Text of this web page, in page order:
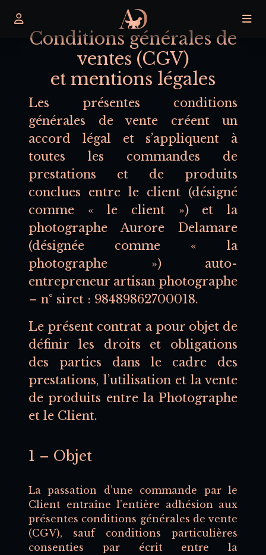
Conditions générales de
ventes (CGV)
et mentions légales
Les présentes conditions
générales de vente créent un
accord légal et s’appliquent à
toutes les commandes de
prestations et de produits
conclues entre le client (désigné
comme « le client ») et la
photographe Aurore Delamare
(désignée comme « la
photographe ») auto-
entrepreneur artisan photographe
– n° siret : 98489862700018.
Le présent contrat a pour objet de
définir les droits et obligations
des parties dans le cadre des
prestations, l’utilisation et la vente
de produits entre la Photographe
et le Client.
1 – Objet
La passation d’une commande par le
Client entraîne l’entière adhésion aux
présentes conditions générales de vente
(CGV), sauf conditions particulières
consenties par écrit entre la